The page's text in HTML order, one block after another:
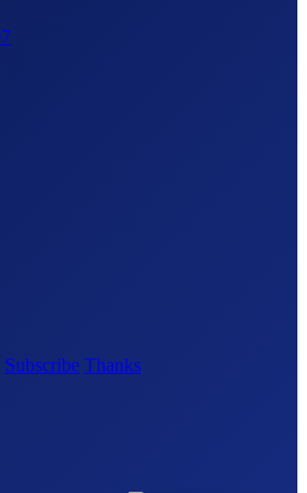
Subscribe Thanks